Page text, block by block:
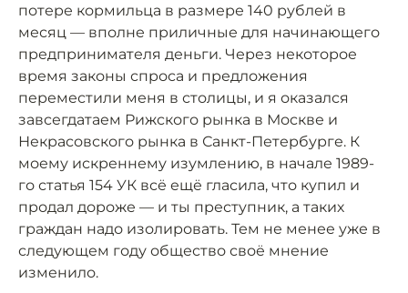
потере кормильца в размере 140 рублей в
месяц — вполне приличные для начинающего
предпринимателя деньги. Через некоторое
время законы спроса и предложения
переместили меня в столицы, и я оказался
завсегдатаем Рижского рынка в Москве и
Некрасовского рынка в Санкт-Петербурге. К
моему искреннему изумлению, в начале 1989-
го статья 154 УК всё ещё гласила, что купил и
продал дороже — и ты преступник, а таких
граждан надо изолировать. Тем не менее уже в
следующем году общество своё мнение
изменило.